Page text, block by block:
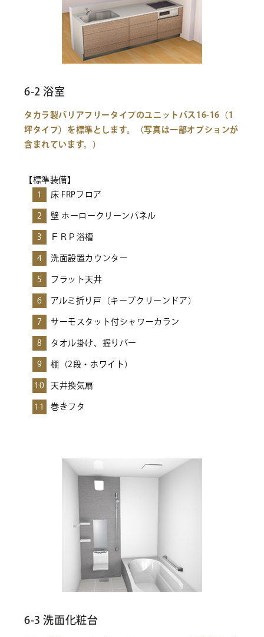
6-2 浴室
タカラ製バリアフリータイプのユニットバス16-16（1
坪タイプ）を標準とします。（写真は一部オプションが
含まれています。）
【標準装備】
1
床 FRPフロア
2 壁 ホーロークリーンパネル
3 ＦＲＰ浴槽
4 洗面設置カウンター
5 フラット天井
6 アルミ折り戸（キープクリーンドア）
7 サーモスタット付シャワーカラン
8 タオル掛け、握りバー
9 棚（2段・ホワイト）
10 天井換気扇
11 巻きフタ
6-3 洗面化粧台